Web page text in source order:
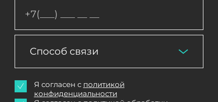
Способ связи
Я согласен с политикой
конфиденциальности